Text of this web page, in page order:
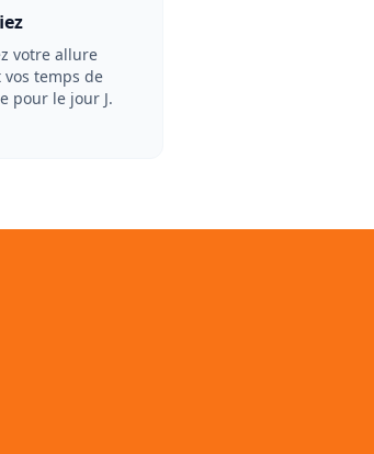
votre allure
temps de
pour le jour J.